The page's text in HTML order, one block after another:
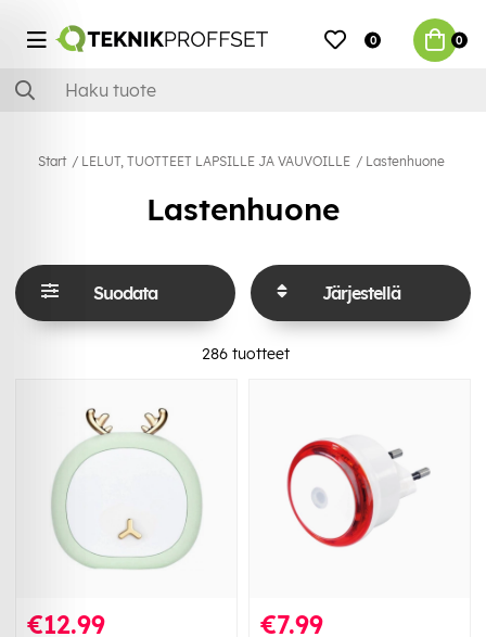
0 0
Start LELUT, TUOTTEET LAPSILLE JA VAUVOILLE Lastenhuone
Lastenhuone
Suodata Järjestellä
286tuotteet
€12.99 €7.99